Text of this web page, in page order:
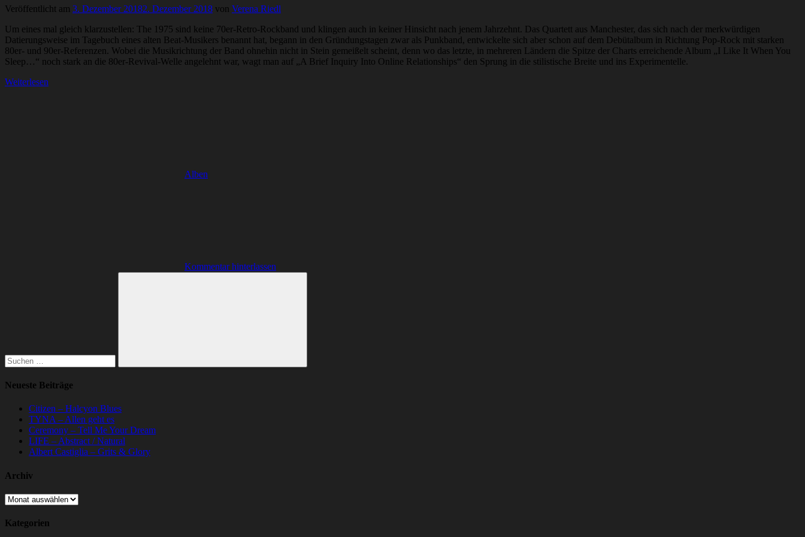
Veröffentlicht am 3. Dezember 20182. Dezember 2018 von Verena Riedl
Um eines mal gleich klarzustellen: The 1975 sind keine 70er-Retro-Rockband und klingen auch in keiner Hinsicht nach jenem Jahrzehnt. Das Quartett aus Manchester, das sich nach der merkwürdigen
Datierungsweise im Tagebuch eines alten Beat-Musikers benannt hat, begann in den Gründungstagen zwar als Punkband, entwickelte sich aber schon auf dem Debütalbum in Richtung Pop-Rock mit starken
80er- und 90er-Referenzen. Wobei die Musikrichtung der Band ohnehin nicht in Stein gemeißelt scheint, denn wo das letzte, in mehreren Ländern die Spitze der Charts erreichende Album „I Like It When You
Sleep…“ noch stark an die 80er-Revival-Welle angelehnt war, wagt man auf „A Brief Inquiry Into Online Relationships“ den Sprung in die stilistische Breite und ins Experimentelle.
Weiterlesen
Alben
Kommentar hinterlassen
Suchen
Neueste Beiträge
Citizen – Halcyon Blues
TYNA – Allen geht es
Ceremony – Tell Me Your Dream
LIFE – Abstract / Natural
Albert Castiglia – Grits & Glory
Archiv
Archiv
Kategorien